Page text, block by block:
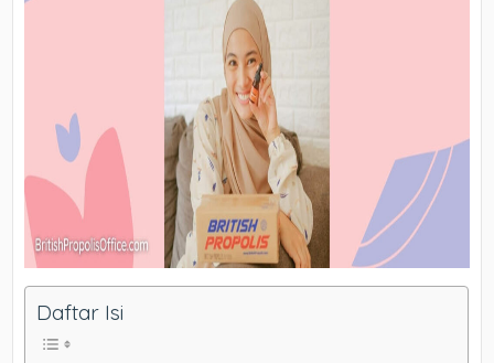
Daftar Isi